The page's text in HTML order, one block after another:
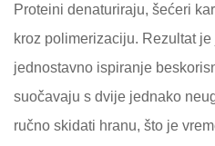
Proteini denaturiraju, šećeri
kroz polimerizaciju. Rezultat
jednostavno ispiranje
suočavaju s dvije jednako
ručno skidati hranu, što je